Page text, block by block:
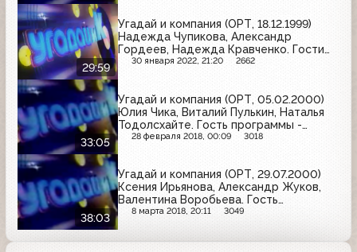
29:59
Угадай и компания (ОРТ, 18.12.1999)
Надежда Чупикова, Александр
Гордеев, Надежда Кравченко. Гости
программы - Лев Лещенко и Владимир
30 января 2022, 21:20 2662
33:05
Угадай и компания (ОРТ, 05.02.2000)
Юлия Чика, Виталий Пулькин, Наталья
Тодолсхайте. Гость программы -
Валерий Сюткин
28 февраля 2018, 00:09 3018
38:03
Угадай и компания (ОРТ, 29.07.2000)
Ксения Ирьянова, Александр Жуков,
Валентина Воробьева. Гость
программы - Максим Леонидов
8 марта 2018, 20:11 3049